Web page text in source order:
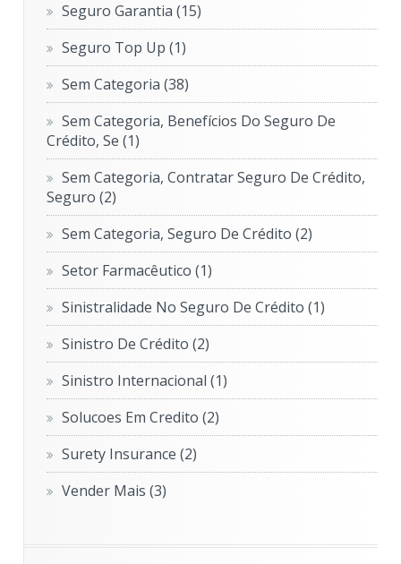
Seguro Garantia(15)
Seguro Top Up(1)
Sem Categoria(38)
Sem Categoria, Benefícios Do Seguro De
Crédito, Se(1)
Sem Categoria, Contratar Seguro De Crédito,
Seguro(2)
Sem Categoria, Seguro De Crédito(2)
Setor Farmacêutico(1)
Sinistralidade No Seguro De Crédito(1)
Sinistro De Crédito(2)
Sinistro Internacional(1)
Solucoes Em Credito(2)
Surety Insurance(2)
Vender Mais(3)